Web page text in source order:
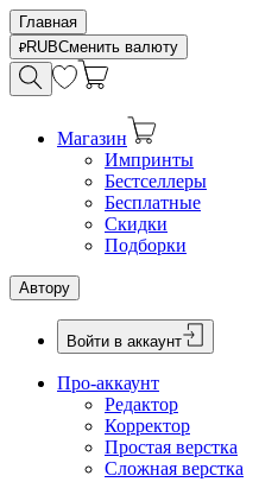
Главная
RUBСменить валюту
Магазин
Импринты
Бестселлеры
Бесплатные
Скидки
Подборки
Автору
Войти в аккаунт
Про-аккаунт
Редактор
Корректор
Простая верстка
Сложная верстка